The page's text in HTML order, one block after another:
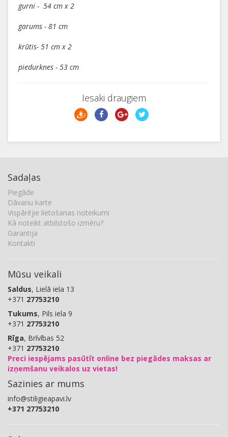
gurni - 54 cm x 2
garums - 81 cm
krūtis- 51 cm x 2
piedurknes - 53 cm
Iesaki draugiem
Sadaļas
Piegāde
Dāvanu karte
Vispārējie lietošanas noteikumi
Kā noteikt atbilstošo izmēru?
Garantija
Kontakti
Mūsu veikali
Saldus, Lielā iela 13
+371 27753210
Tukums, Pils iela 9
+371 27753210
Rīga, Brīvības 52
+371 27753210
Preci iespējams pasūtīt online bez piegādes maksas ar
izņemšanu veikalos uz vietas!
Sazinies ar mums
info@stiligieapavi.lv
+371 27753210